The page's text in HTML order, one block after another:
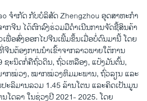
ຈໍາກັດ ກັບບໍລິສັດ Zhengzhou ອຸດສາຫະກໍາ
ກຈີນ ໄດ້ຕົກລົງຮ່ວມມືດໍາເນີນການຈັດຊື້ສິນຄ້າ
ພື່ອສົ່ງອອກໄປຈີນເພີ້ມຂຶ້ນເມື່ອບໍ່ດົນມານີ້ ໂດຍ
ນຕ້ອງການນໍາເຂົ້າຈາກລາວພາຍໃຕ້ການ
ຊະນິດກໍ່ຄືຖົ່ວດິນ, ຖົ່ວເຫລືອງ, ແປ້ງມັນຕົ້ນ,
ກໝ່ວງ, ໝາກໝ່ວງຫິມມະພານ, ຖົ່ວລຽນ ແລະ
ະລິມານລວມ 1.45 ລ້ານໂຕນ ແລະຄິດເປັນມູນ
ໂດລາ ໃນຊ່ວງປີ 2021- 2025. ໂດຍ